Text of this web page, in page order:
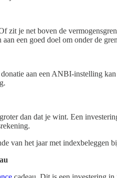
zit je net boven de
een goed doel om onder de
aan een ANBI-instelling
dan dat je wint. Een
van het jaar met indexbeleggen